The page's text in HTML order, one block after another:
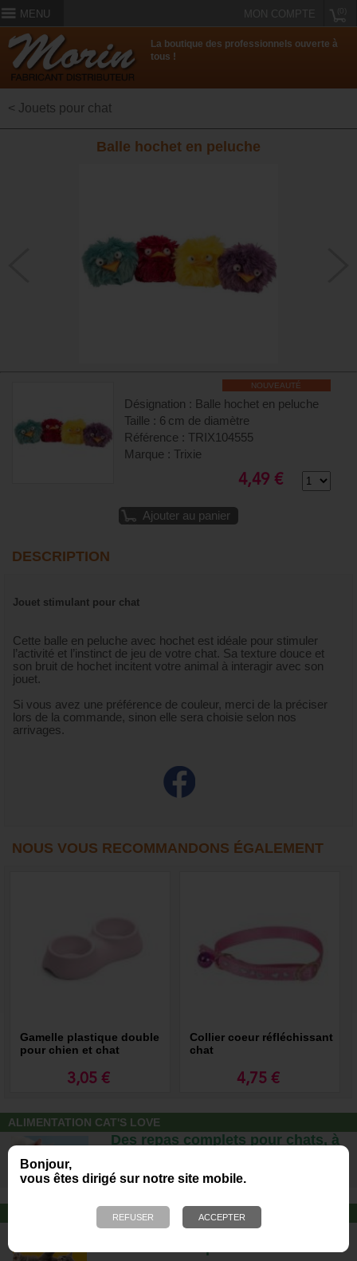
Bonjour,
vous êtes dirigé sur notre site mobile.
MENU MON COMPTE
La boutique des professionnels ouverte à
tous !
< Jouets pour chat
Balle hochet en peluche
NOUVEAUTÉ
Désignation : Balle hochet en peluche
Taille : 6 cm de diamètre
Référence : TRIX104555
Marque : Trixie
4,49 €
Ajouter au panier
DESCRIPTION
Jouet stimulant pour chat
Cette balle en peluche avec hochet est idéale pour stimuler
l’activité et l’instinct de jeu de votre chat. Sa texture douce et
son bruit de hochet incitent votre animal à interagir avec son
jouet.
Si vous avez une préférence de couleur, merci de la préciser
lors de la commande, sinon elle sera choisie selon nos
arrivages.
NOUS VOUS RECOMMANDONS ÉGALEMENT
Gamelle plastique double
pour chien et chat
3,05 €
Collier coeur réfléchissant
chat
4,75 €
ALIMENTATION CAT'S LOVE
Des repas complets pour chats, à
JOUET POUR CHAT
Offrez-lui un jouet pour des heures